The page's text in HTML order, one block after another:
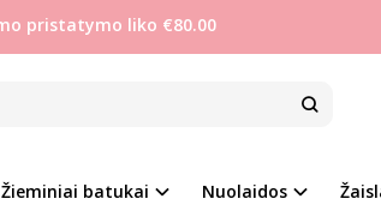
pristatymo liko €80.00
Žieminiai batukai Nuolaidos
AULINUKAI SU
Į NORŲ SĄRAŠĄ
Prekės